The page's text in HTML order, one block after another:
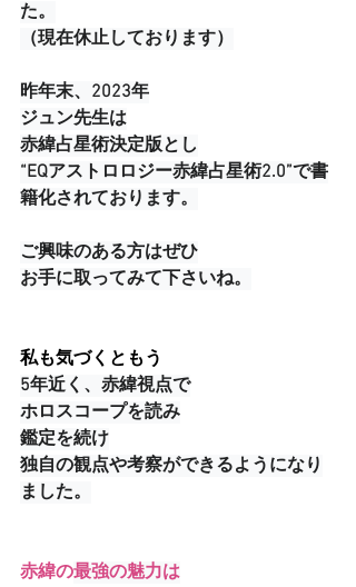
た。
（現在休止しております）
昨年末、2023年
ジュン先生は
赤緯占星術決定版とし
“EQアストロロジー赤緯占星術2.0”で書
籍化されております。
ご興味のある方はぜひ
お手に取ってみて下さいね。
私も気づくともう
5年近く、赤緯視点で
ホロスコープを読み
鑑定を続け
独自の観点や考察ができるようになり
ました。
赤緯の最強の魅力は